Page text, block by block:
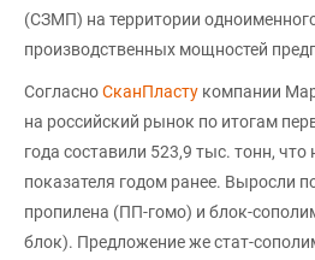
(СЗМП) на территории
производственных мощностей
СогласноСканПласту компании
на российский рынок по итогам
года составили 523,9 тыс. тонн, что
показателя годом ранее. Выросли
пропилена (ПП-гомо) и блок-
блок). Предложение же стат-